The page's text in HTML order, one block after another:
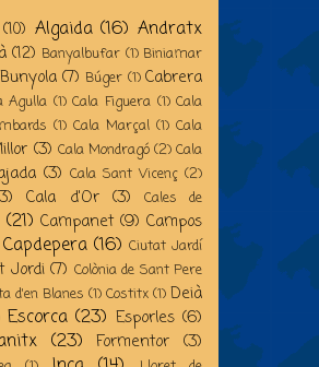
(10) Algaida (16) Andratx
(12) Banyalbufar (1) Biniamar
Bunyola (7) Búger (1) Cabrera
Agulla (1) Cala Figuera (1) Cala
(1) Cala Marçal (1) Cala
(3) Cala Mondragó (2) Cala
(3) Cala Sant Vicenç (2)
Cala d'Or (3)
Cales de
(21) Campanet (9) Campos
Capdepera (16) Ciutat Jardí
Jordi (7) Colònia de Sant Pere
d'en Blanes (1) Costitx (1) Deià
Escorca (23) Esporles (6)
(23) Formentor (3)